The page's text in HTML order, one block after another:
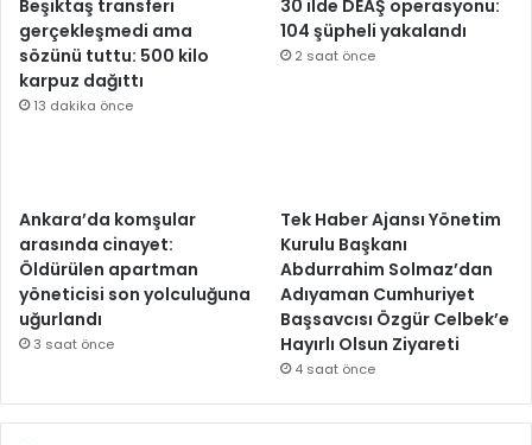
Beşiktaş transferi
gerçekleşmedi ama
sözünü tuttu: 500 kilo
karpuz dağıttı
13 dakika önce
30 ilde DEAŞ operasyonu:
104 şüpheli yakalandı
2 saat önce
Ankara’da komşular
arasında cinayet:
Öldürülen apartman
yöneticisi son yolculuğuna
uğurlandı
3 saat önce
Tek Haber Ajansı Yönetim
Kurulu Başkanı
Abdurrahim Solmaz’dan
Adıyaman Cumhuriyet
Başsavcısı Özgür Celbek’e
Hayırlı Olsun Ziyareti
4 saat önce